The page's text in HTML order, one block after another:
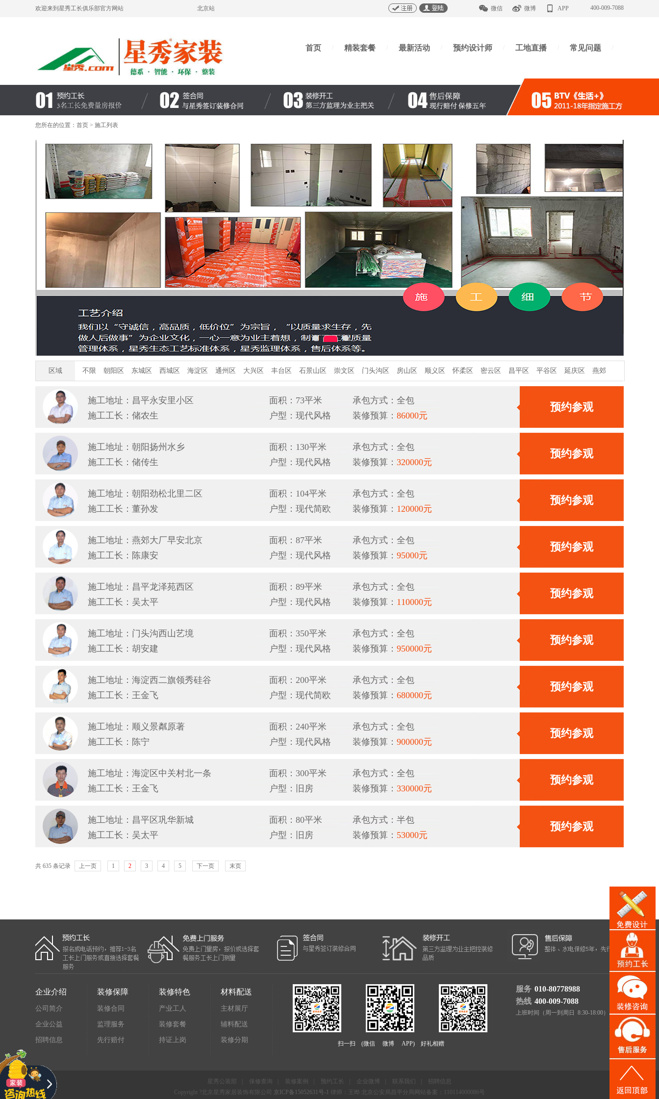
欢迎来到星秀工长俱乐部官方网站 北京站 微信 微博 APP 400-009-7088
首页 精装套餐 最新活动 预约设计师 工地直播 常见问题
您所在的位置： 首页 > 施工列表
区域 不限 朝阳区 东城区 西城区 海淀区 通州区 大兴区 丰台区 石景山区 崇文区 门头沟区 房山区 顺义区 怀柔区 密云区 昌平区 平谷区 延庆区 燕郊
施工地址：昌平永安里小区 面积：73平米
承包方式：全包
施工工长：储农生
户型：现代风格 装修预算： 86000元
预约参观
施工地址：朝阳扬州水乡 面积：130平米
承包方式：全包
施工工长：储传生
户型：现代风格 装修预算： 320000元
预约参观
施工地址：朝阳劲松北里二区 面积：104平米
承包方式：全包
施工工长：董孙发
户型：现代简欧 装修预算： 120000元
预约参观
施工地址：燕郊大厂早安北京 面积：87平米
承包方式：全包
施工工长：陈康安
户型：现代风格 装修预算： 95000元
预约参观
施工地址：昌平龙泽苑西区 面积：89平米
承包方式：全包
施工工长：吴太平
户型：现代风格 装修预算： 110000元
预约参观
施工地址：门头沟西山艺境 面积：350平米
承包方式：全包
施工工长：胡安建
户型：现代风格 装修预算： 950000元
预约参观
施工地址：海淀西二旗领秀硅谷 面积：200平米
承包方式：全包
施工工长：王金飞
户型：现代简欧 装修预算： 680000元
预约参观
施工地址：顺义景粼原著 面积：240平米
承包方式：全包
施工工长：陈宁
户型：现代风格 装修预算： 900000元
预约参观
施工地址：海淀区中关村北一条 面积：300平米
承包方式：全包
施工工长：王金飞
户型：旧房 装修预算： 330000元
预约参观
施工地址：昌平区巩华新城 面积：80平米
承包方式：半包
施工工长：吴太平
户型：旧房 装修预算： 53000元
预约参观
共 635 条记录 上一页 1 2 3 4 5 下一页 末页
企业介绍
公司简介
企业公益
招聘信息
装修保障
装修合同
监理服务
先行赔付
装修特色
产业工人
装修套餐
持证上岗
材料配送
主材展厅
辅料配送
装修分期 扫一扫 (微信 微博 APP) 好礼相赠
服务 010-80778988
热线 400-009-7088
上班时间（周一到周日 8:30-18:00）
星秀公装部 保修查询 装修案例 预约工长 企业微博 联系我们
招聘信息
Copyright ?北京星秀家居装饰有限公司 京ICP备15052631号-1 律师：王晔 北京公安局昌平分局网站备案：110114000086号